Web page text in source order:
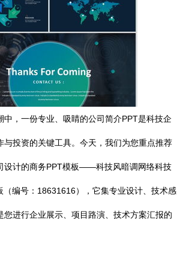
中，一份专业、吸睛的公司简介PPT是科技企
与投资的关键工具。今天，我们为您重点推荐
设计的商务PPT模板——科技风暗调网络科技
（编号：18631616），它集专业设计、技术感
您进行企业展示、项目路演、技术方案汇报的